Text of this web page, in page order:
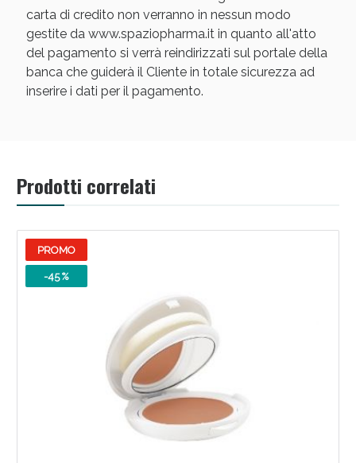
carta di credito non verranno in nessun modo
gestite da www.spaziopharma.it in quanto all'atto
del pagamento si verrà reindirizzati sul portale della
banca che guiderà il Cliente in totale sicurezza ad
inserire i dati per il pagamento.
Prodotti correlati
PROMO
-45 %